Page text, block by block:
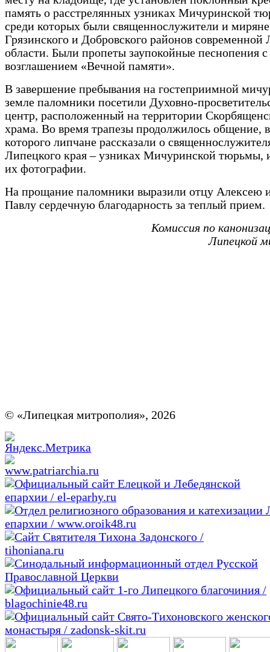
память о расстрелянных узниках Мичуринской
среди которых были священнослужители и
Грязинского и Добровского районов современной
области. Были пропеты заупокойные песнопения с
возглашением «Вечной памяти».
В завершение пребывания на гостеприимной
земле паломники посетили Духовно-
центр, расположенный на территории
храма. Во время трапезы продолжилось общение,
которого липчане рассказали о
Липецкого края – узниках Мичуринской тюрьмы,
их фотографии.
На прощание паломники выразили отцу Алексею
Павлу сердечную благодарность за теплый прием.
Комиссия по
Липецкой
© «Липецкая митрополия», 2026